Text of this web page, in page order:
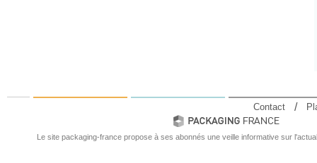
Le site packaging-france propose à ses abonnés une veille informative sur
Contact